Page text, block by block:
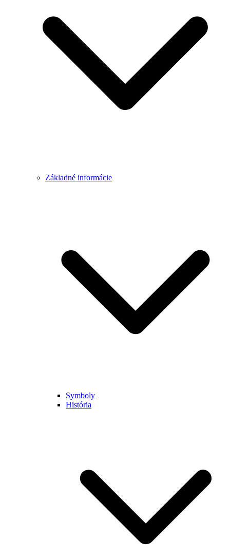
Základné informácie
Symboly
História